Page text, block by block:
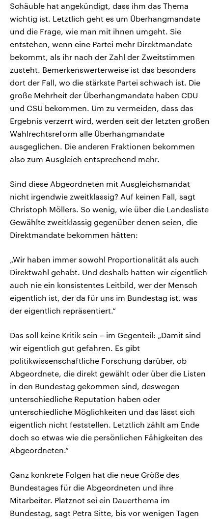
Schäuble hat angekündigt, dass ihm das Thema
wichtig ist. Letztlich geht es um Überhangmandate
und die Frage, wie man mit ihnen umgeht. Sie
entstehen, wenn eine Partei mehr Direktmandate
bekommt, als ihr nach der Zahl der Zweitstimmen
zusteht. Bemerkenswerterweise ist das besonders
dort der Fall, wo die stärkste Partei schwach ist. Die
große Mehrheit der Überhangmandate haben CDU
und CSU bekommen. Um zu vermeiden, dass das
Ergebnis verzerrt wird, werden seit der letzten großen
Wahlrechtsreform alle Überhangmandate
ausgeglichen. Die anderen Fraktionen bekommen
also zum Ausgleich entsprechend mehr.
Sind diese Abgeordneten mit Ausgleichsmandat
nicht irgendwie zweitklassig? Auf keinen Fall, sagt
Christoph Möllers. So wenig, wie über die Landesliste
Gewählte zweitklassig gegenüber denen seien, die
Direktmandate bekommen hätten:
„Wir haben immer sowohl Proportionalität als auch
Direktwahl gehabt. Und deshalb hatten wir eigentlich
auch nie ein konsistentes Leitbild, wer der Mensch
eigentlich ist, der da für uns im Bundestag ist, was
der eigentlich repräsentiert.“
Das soll keine Kritik sein – im Gegenteil: „Damit sind
wir eigentlich gut gefahren. Es gibt
politikwissenschaftliche Forschung darüber, ob
Abgeordnete, die direkt gewählt oder über die Listen
in den Bundestag gekommen sind, deswegen
unterschiedliche Reputation haben oder
unterschiedliche Möglichkeiten und das lässt sich
eigentlich nicht feststellen. Letztlich zählt am Ende
doch so etwas wie die persönlichen Fähigkeiten des
Abgeordneten.“
Ganz konkrete Folgen hat die neue Größe des
Bundestages für die Abgeordneten und ihre
Mitarbeiter. Platznot sei ein Dauerthema im
Bundestag, sagt Petra Sitte, bis vor wenigen Tagen